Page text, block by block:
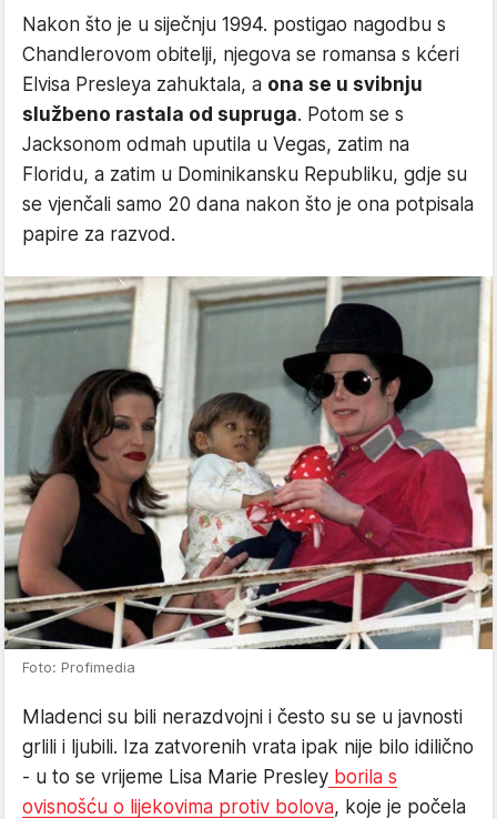
Nakon što je u siječnju 1994. postigao nagodbu s
Chandlerovom obitelji, njegova se romansa s kćeri
Elvisa Presleya zahuktala, a ona se u svibnju
službeno rastala od supruga. Potom se s
Jacksonom odmah uputila u Vegas, zatim na
Floridu, a zatim u Dominikansku Republiku, gdje su
se vjenčali samo 20 dana nakon što je ona potpisala
papire za razvod.
Foto: Profimedia
Mladenci su bili nerazdvojni i često su se u javnosti
grlili i ljubili. Iza zatvorenih vrata ipak nije bilo idilično
- u to se vrijeme Lisa Marie Presley borila s
ovisnošću o lijekovima protiv bolova, koje je počela